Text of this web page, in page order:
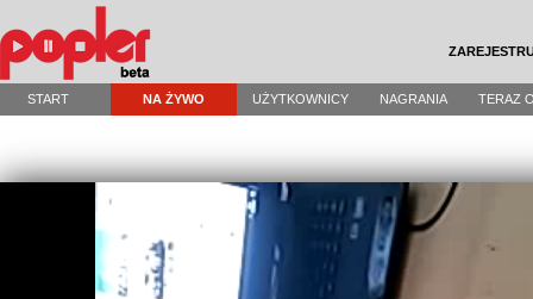
START NA ŻYWO UŻYTKOWNICY NAGRANIA TERAZ